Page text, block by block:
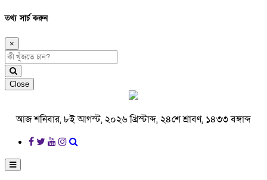
তথ্য সার্চ করুন
×
Close
আজ শনিবার, ৮ই আগস্ট, ২০২৬ খ্রিস্টাব্দ, ২৪শে শ্রাবণ, ১৪৩৩ বঙ্গাব্দ